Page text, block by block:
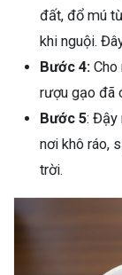
đất, đổ mú
khi nguội.
Bước 4: Cho
rượu gạo đã
Bước 5: Đậy
nơi khô ráo,
trời.